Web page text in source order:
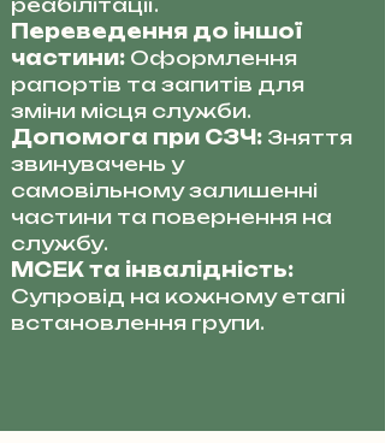
реабілітації.
Переведення до іншої
частини: Оформлення
рапортів та запитів для
зміни місця служби.
Допомога при СЗЧ: Зняття
звинувачень у
самовільному залишенні
частини та повернення на
службу.
МСЕК та інвалідність:
Супровід на кожному етапі
встановлення групи.